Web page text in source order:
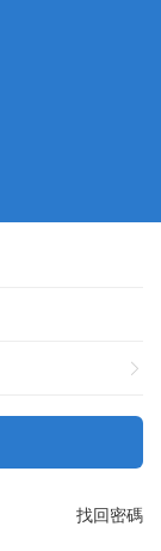
找回密碼